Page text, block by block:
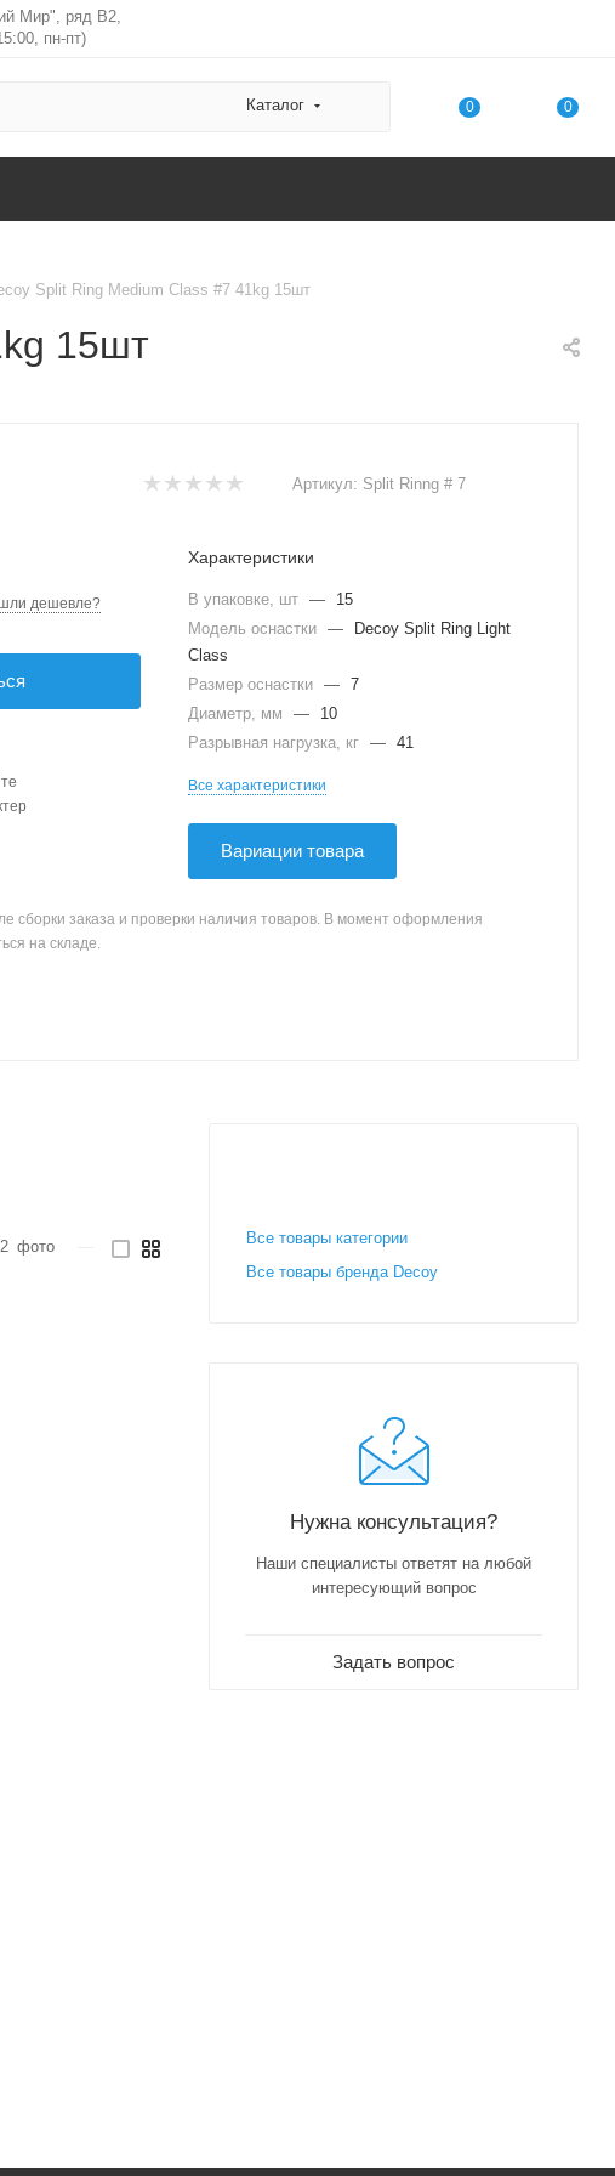
Мир", ряд В2,
пн-пт)
Каталог 0 0
Split Ring Medium Class #7 41kg 15шт
15шт
Артикул: Split Rinng # 7
дешевле?
Характеристики
В упаковке, шт —
15
Модель оснастки —
Decoy Split Ring Light
Class
Размер оснастки — 7
Диаметр, мм
—
10
Разрывная нагрузка, кг — 41
Все характеристики
Вариации товара
сборки заказа и проверки наличия товаров. В момент оформления
на складе.
2 фото
Все товары категории
Все товары бренда Decoy
Нужна консультация?
Наши специалисты ответят на любой
интересующий вопрос
Задать вопрос